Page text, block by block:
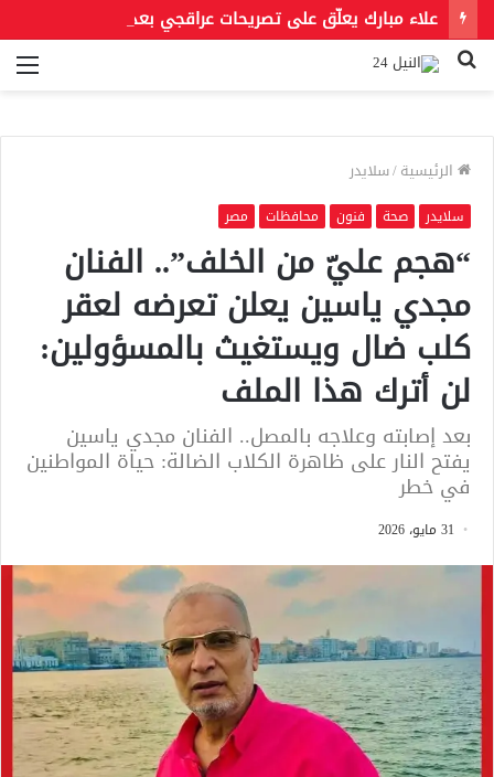
بحث
الرئيسية/سلايدر
سلايدر صحة فنون محافظات مصر
“هجم عليّ من الخلف”.. الفنان
مجدي ياسين يعلن تعرضه لعقر
كلب ضال ويستغيث بالمسؤولين:
لن أترك هذا الملف
بعد إصابته وعلاجه بالمصل.. الفنان مجدي ياسين
يفتح النار على ظاهرة الكلاب الضالة: حياة المواطنين
في خطر
31 مايو، 2026